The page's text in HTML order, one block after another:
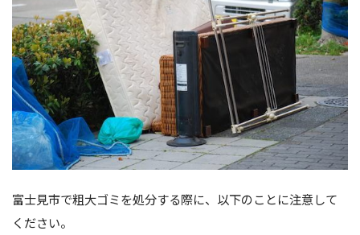
富士見市で粗大ゴミを処分する際に、以下のことに注意して
ください。